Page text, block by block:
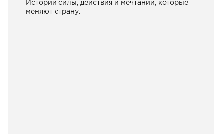
Истории силы, действия и мечтаний, которые
меняют страну.